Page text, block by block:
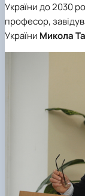
України до 2030
професор,
України Микола